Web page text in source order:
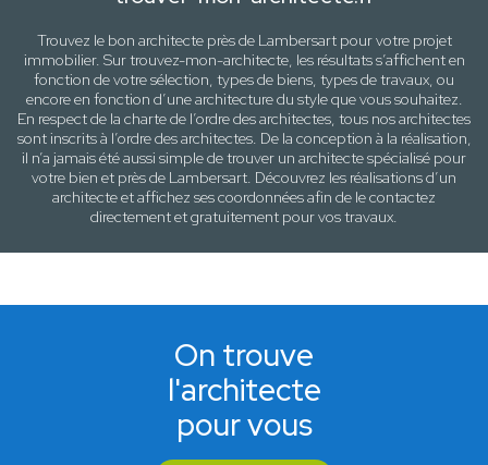
Trouvez le bon architecte près de Lambersartpour votre projet
immobilier. Sur trouvez-mon-architecte, les résultats s’affichent en
fonction de votre sélection, types de biens, types de travaux, ou
encore en fonction d’une architecturedu style que vous souhaitez.
En respect de la charte de l’ordre des architectes, tous nos architectes
sont inscrits à l’ordre des architectes. De la conception à la réalisation,
il n’a jamais été aussi simple de trouver un architecte spécialisé pour
votre bien et près de Lambersart. Découvrez les réalisations d’un
architecte et affichez ses coordonnées afin de le contactez
directement et gratuitement pourvos travaux.
On trouve
l'architecte
pour vous